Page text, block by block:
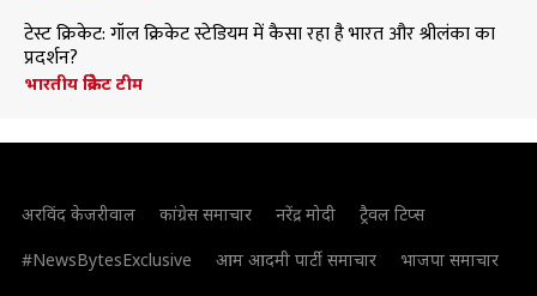
टेस्ट क्रिकेट: गॉल क्रिकेट स्टेडियम में कैसा रहा है भारत और श्रीलंका का
प्रदर्शन?
भारतीय क्रिकेट टीम
अरविंद केजरीवाल कांग्रेस समाचार नरेंद्र मोदी
ट्रैवल टिप्स
#NewsBytesExclusive
आम आदमी पार्टी समाचार
भाजपा समाचार